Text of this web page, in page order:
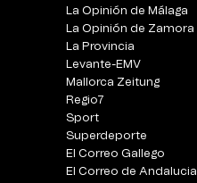
La Opinión de Málaga
La Opinión de Zamora
La Provincia
Levante-EMV
Mallorca Zeitung
Regio7
Sport
Superdeporte
El Correo Gallego
El Correo de Andalucia